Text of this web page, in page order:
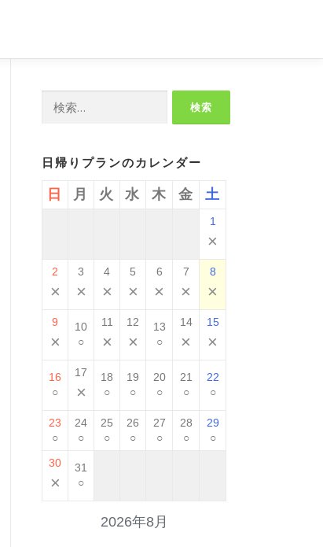
日帰りプランのカレンダー
2026年8月
日 月 火 水 木 金 土
1
×
2
×
3
×
4
×
5
×
6
×
7
×
8
×
9
×
10
○
11
×
12
×
13
○
14
×
15
×
16
○
17
×
18
○
19
○
20
○
21
○
22
○
23
○
24
○
25
○
26
○
27
○
28
○
29
○
30
×
31
○